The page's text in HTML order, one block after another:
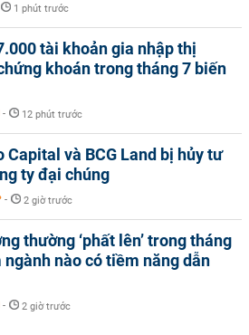
1 phút trước
tài khoản gia nhập thị
khoán trong tháng 7 biến
- 12 phút trước
Capital và BCG Land bị hủy tư
ty đại chúng
- 2 giờ trước
thường ‘phất lên’ trong tháng
ngành nào có tiềm năng dẫn
- 2 giờ trước